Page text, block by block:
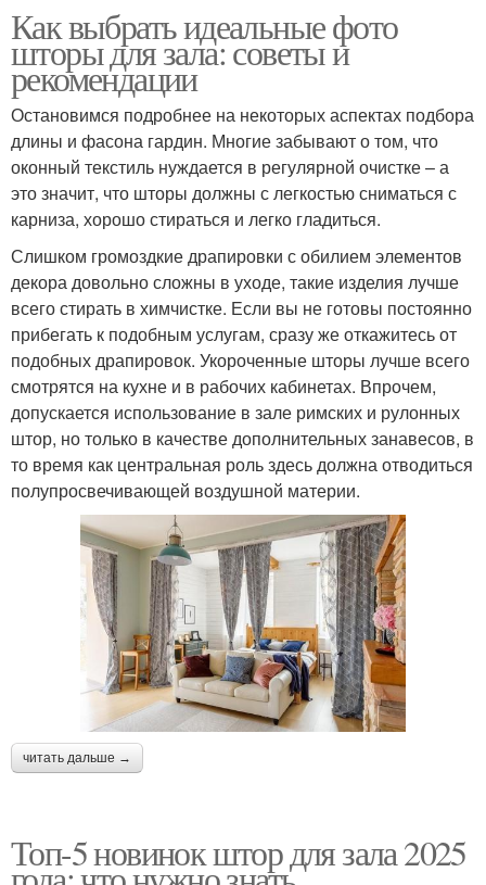
Как выбрать идеальные фото
шторы для зала: советы и
рекомендации
Остановимся подробнее на некоторых аспектах подбора
длины и фасона гардин. Многие забывают о том, что
оконный текстиль нуждается в регулярной очистке – а
это значит, что шторы должны с легкостью сниматься с
карниза, хорошо стираться и легко гладиться.
Слишком громоздкие драпировки с обилием элементов
декора довольно сложны в уходе, такие изделия лучше
всего стирать в химчистке. Если вы не готовы постоянно
прибегать к подобным услугам, сразу же откажитесь от
подобных драпировок. Укороченные шторы лучше всего
смотрятся на кухне и в рабочих кабинетах. Впрочем,
допускается использование в зале римских и рулонных
штор, но только в качестве дополнительных занавесов, в
то время как центральная роль здесь должна отводиться
полупросвечивающей воздушной материи.
читать дальше →
Топ-5 новинок штор для зала 2025